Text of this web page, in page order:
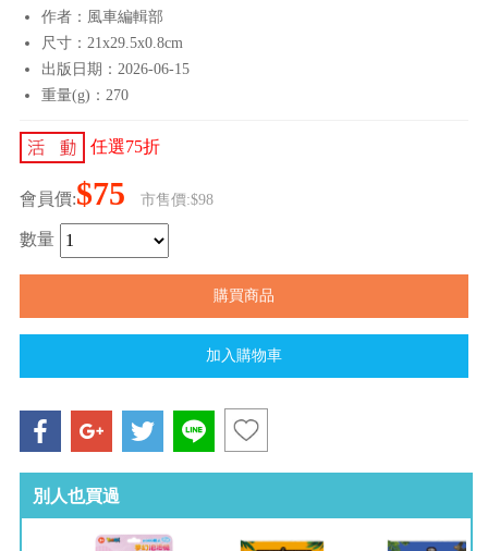
作者：風車編輯部
尺寸：21x29.5x0.8cm
出版日期：2026-06-15
重量(g)：270
任選75折
會員價:$75 市售價:$98
數量
別人也買過